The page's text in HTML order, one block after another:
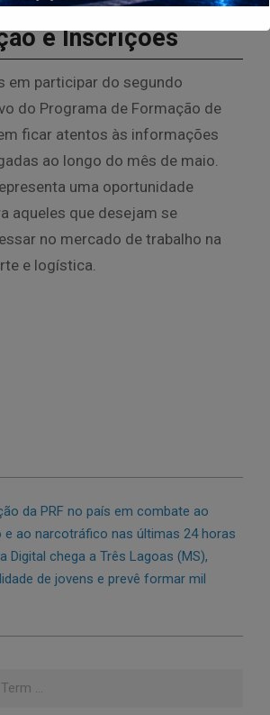
e Inscrições
em participar do segundo
do Programa de Formação de
ficar atentos às informações
ao longo do mês de maio.
uma oportunidade
aqueles que desejam se
no mercado de trabalho na
e logística.
da PRF no país em combate ao
e ao narcotráfico nas últimas 24 horas
Digital chega a Três Lagoas (MS),
de jovens e prevê formar mil